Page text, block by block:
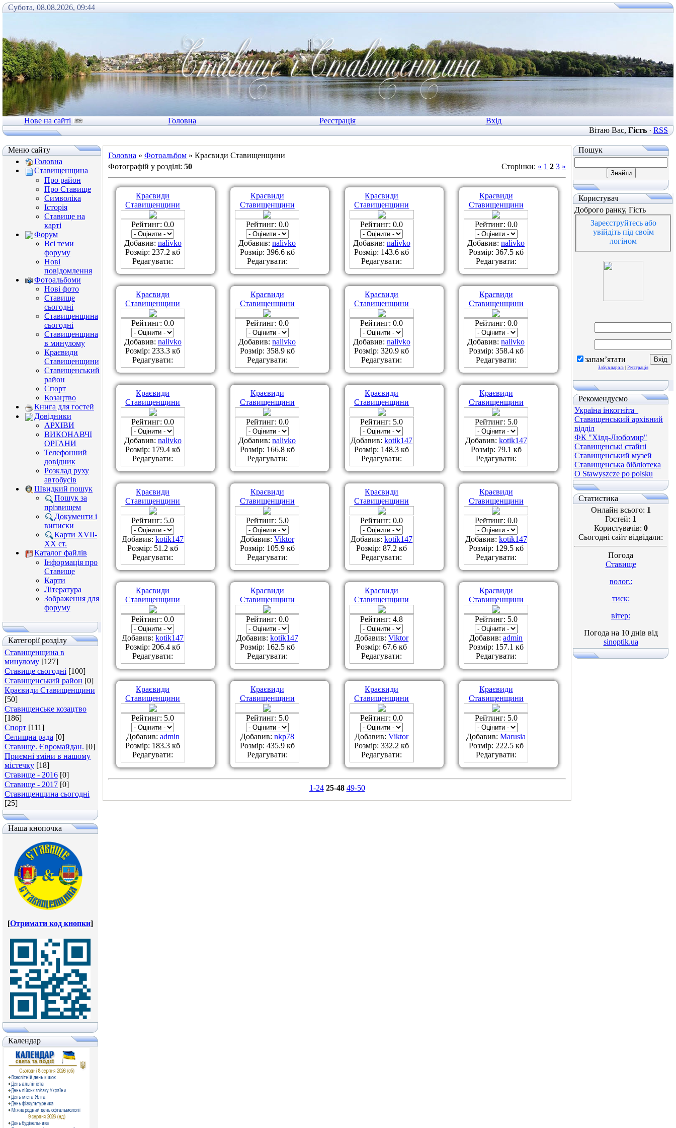
Субота, 08.08.2026, 09:44
Нове на сайті Головна Реєстрація
Вхід
Вітаю Вас, Гість· RSS
Меню сайту
Головна
Ставищенщина
Про район
Про Ставище
Символіка
Історія
Ставище на
карті
Форум
Всі теми
форуму
Нові
повідомлення
Фотоальбоми
Нові фото
Ставище
сьогодні
Ставищенщина
сьогодні
Ставищенщина
в минулому
Краєвиди
Ставищенщини
Ставищенський
район
Спорт
Козацтво
Книга для гостей
Довідники
АРХІВИ
ВИКОНАВЧІ
ОРГАНИ
Телефонний
довідник
Розклад руху
автобусів
Швидкий пошук
Пошук за
прізвищем
Документи і
виписки
Карти XVII-
XX ст.
Каталог файлів
Інформація про
Ставище
Карти
Література
Зображення для
форуму
Категорії розділу
Ставищенщина в
минулому [127]
Ставище сьогодні [100]
Ставищенський район [0]
Краєвиди Ставищенщини
[50]
Ставищенське козацтво
[186]
Спорт [111]
Селищна рада [0]
Ставище. Євромайдан. [0]
Приємні зміни в нашому
містечку [18]
Ставище - 2016 [0]
Ставище - 2017 [0]
Ставищенщина сьогодні
[25]
Наша кнопочка
[Отримати код кнопки]
Календар
Головна » Фотоальбом » Краєвиди Ставищенщини
Фотографій у розділі: 50 Сторінки: « 1 2 3 »
Краєвиди
Ставищенщини
Рейтинг: 0.0
Добавив: nalivko
Розмір: 237.2 кб
Редагувати:
Краєвиди
Ставищенщини
Рейтинг: 0.0
Добавив:nalivko
Розмір: 396.6 кб
Редагувати:
Краєвиди
Ставищенщини
Рейтинг: 0.0
Добавив: nalivko
Розмір: 143.6 кб
Редагувати:
Краєвиди
Ставищенщини
Рейтинг: 0.0
Добавив:nalivko
Розмір: 367.5 кб
Редагувати:
Краєвиди
Ставищенщини
Рейтинг: 0.0
Добавив: nalivko
Розмір: 233.3 кб
Редагувати:
Краєвиди
Ставищенщини
Рейтинг: 0.0
Добавив:nalivko
Розмір: 358.9 кб
Редагувати:
Краєвиди
Ставищенщини
Рейтинг: 0.0
Добавив: nalivko
Розмір: 320.9 кб
Редагувати:
Краєвиди
Ставищенщини
Рейтинг: 0.0
Добавив:nalivko
Розмір: 358.4 кб
Редагувати:
Краєвиди
Ставищенщини
Рейтинг: 0.0
Добавив: nalivko
Розмір: 179.4 кб
Редагувати:
Краєвиди
Ставищенщини
Рейтинг: 0.0
Добавив:nalivko
Розмір: 166.8 кб
Редагувати:
Краєвиди
Ставищенщини
Рейтинг: 5.0
Добавив:kotik147
Розмір: 148.3 кб
Редагувати:
Краєвиди
Ставищенщини
Рейтинг: 5.0
Добавив: kotik147
Розмір: 79.1 кб
Редагувати:
Краєвиди
Ставищенщини
Рейтинг: 5.0
Добавив:kotik147
Розмір: 51.2 кб
Редагувати:
Краєвиди
Ставищенщини
Рейтинг: 5.0
Добавив: Viktor
Розмір: 105.9 кб
Редагувати:
Краєвиди
Ставищенщини
Рейтинг: 0.0
Добавив:kotik147
Розмір: 87.2 кб
Редагувати:
Краєвиди
Ставищенщини
Рейтинг: 0.0
Добавив: kotik147
Розмір: 129.5 кб
Редагувати:
Краєвиди
Ставищенщини
Рейтинг: 0.0
Добавив:kotik147
Розмір: 206.4 кб
Редагувати:
Краєвиди
Ставищенщини
Рейтинг: 0.0
Добавив: kotik147
Розмір: 162.5 кб
Редагувати:
Краєвиди
Ставищенщини
Рейтинг: 4.8
Добавив:Viktor
Розмір: 67.6 кб
Редагувати:
Краєвиди
Ставищенщини
Рейтинг: 5.0
Добавив:admin
Розмір: 157.1 кб
Редагувати:
Краєвиди
Ставищенщини
Рейтинг: 5.0
Добавив: admin
Розмір: 183.3 кб
Редагувати:
Краєвиди
Ставищенщини
Рейтинг: 5.0
Добавив: nkp78
Розмір: 435.9 кб
Редагувати:
Краєвиди
Ставищенщини
Рейтинг: 0.0
Добавив:Viktor
Розмір: 332.2 кб
Редагувати:
Краєвиди
Ставищенщини
Рейтинг: 5.0
Добавив:Marusia
Розмір: 222.5 кб
Редагувати:
1-24 25-48 49-50
Пошук
Користувач
Доброго ранку, Гість
Зареєструйтесь або
увійдіть під своїм
логіном
запам’ятати
Забув пароль Реєстрація
Рекомендуємо
Україна інкогніта_
Ставищенський архівний
відділ
ФК "Хілд-Любомир"
Ставищенські стайні
Ставищенський музей
Ставищенська бібліотека
O Stawyszcze po polsku
Статистика
Онлайн всього: 1
Гостей: 1
Користувачів: 0
Сьогодні сайт відвідали:
Погода
Ставище
волог.:
тиск:
вітер:
Погода на 10 днів від
sinoptik.ua